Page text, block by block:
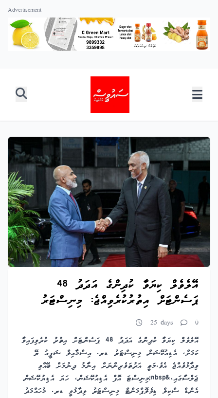
Advertisement
އޭލެވެލް ކިޔަވާ ކުދިންގެ އަދަދު 48
ޕަސެންޓަށް އިތުރުކުރެވިއްޖެ: މިނިސްޓަރު
25 days 0
އޭލެވެލް ކިޔަވާ ކުދިންގެ އަދަދު 48 ޕަސެންޓަށް އިތުރު ކުރެވިފައިވާ
ކަމަށް، އެޑިއުކޭޝަން މިނިސްޓަރު ޑރ. އިސްމާއިލް ޝަފީއު ރޭ
ވިދާޅުވެއްޖެ އެވެ.މަތީ އަރުތަވެރިންނަށް އިނާމު ދިނުމަށް ބޭއްވި
ޖަލްސާގައި،&nbsp;މިނިސްޓަ އޮފް އެޑިއުކޭޝަން، ހަޔަ އެޑިޔުކޭޝަން
އެންޑް ސްކިލް ޑިވެލޮޕްމަންޓް މިނިސްޓަރު ވިދާޅުވީ ޑރ. މުހައްމަދު